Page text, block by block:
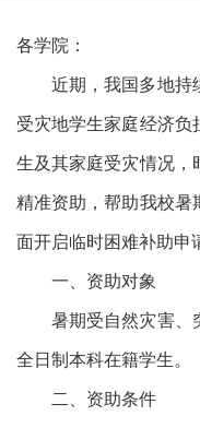
各学院：
近期，我国多地持
受灾地学生家庭经济负
生及其家庭受灾情况，
精准资助，帮助我校暑
面开启临时困难补助申
一、资助对象
暑期受自然灾害、
全日制本科在籍学生。
二、资助条件